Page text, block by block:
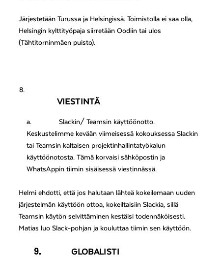
Järjestetään Turussa ja Helsingissä. Toimistolla ei saa olla,
Helsingin kylttityöpaja siirretään Oodiin tai ulos
(Tähtitorninmäen puisto).
VIESTINTÄ
a.Slackin/ Teamsin käyttöönotto.
Keskustelimme kevään viimeisessä kokouksessa Slackin
tai Teamsin kaltaisen projektinhallintatyökalun
käyttöönotosta. Tämä korvaisi sähköpostin ja
WhatsAppin tiimin sisäisessä viestinnässä.
Helmi ehdotti, että jos halutaan lähteä kokeilemaan uuden
järjestelmän käyttöön ottoa, kokeiltaisiin Slackia, sillä
Teamsin käytön selvittäminen kestäisi todennäköisesti.
Matias luo Slack-pohjan ja kouluttaa tiimin sen käyttöön.
9.GLOBALISTI